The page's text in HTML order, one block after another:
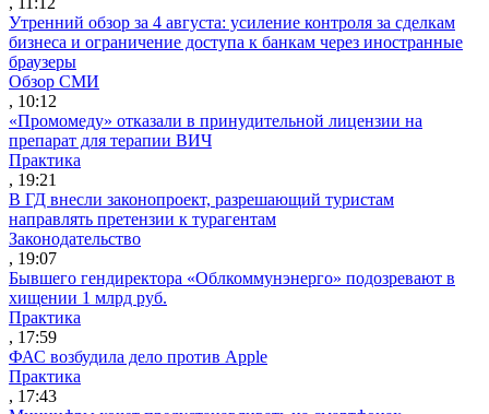
Утренний обзор за 4 августа: усиление контроля за сделкам
бизнеса и ограничение доступа к банкам через иностранные
браузеры
Обзор СМИ
, 10:12
«Промомеду» отказали в принудительной лицензии на
препарат для терапии ВИЧ
Практика
, 19:21
В ГД внесли законопроект, разрешающий туристам
направлять претензии к турагентам
Законодательство
, 19:07
Бывшего гендиректора «Облкоммунэнерго» подозревают в
хищении 1 млрд руб.
Практика
, 17:59
ФАС возбудила дело против Apple
Практика
, 17:43